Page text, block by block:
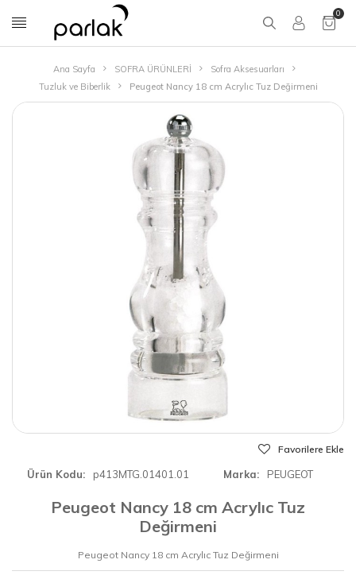
0
Ana Sayfa SOFRA ÜRÜNLERİ
Sofra Aksesuarları
Tuzluk ve Biberlik
Peugeot Nancy 18 cm Acrylıc Tuz Değirmeni
Favorilere Ekle
Ürün Kodu p413MTG.01401.01 Marka PEUGEOT
Peugeot Nancy 18 cm Acrylıc Tuz
Değirmeni
Peugeot Nancy 18 cm Acrylıc Tuz Değirmeni